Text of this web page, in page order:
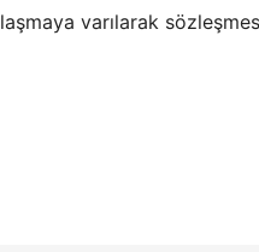
varılarak